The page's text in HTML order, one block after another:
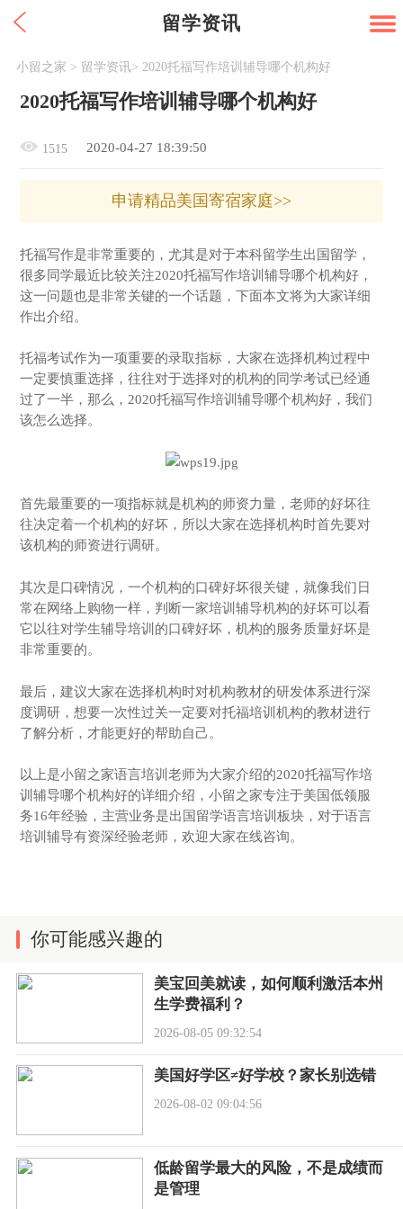
留学资讯
小留之家 > 留学资讯> 2020托福写作培训辅导哪个机构好
2020托福写作培训辅导哪个机构好
1515 2020-04-27 18:39:50
申请精品美国寄宿家庭>>
托福写作是非常重要的，尤其是对于本科留学生出国留学，
很多同学最近比较关注2020托福写作培训辅导哪个机构好，
这一问题也是非常关键的一个话题，下面本文将为大家详细
作出介绍。
托福考试作为一项重要的录取指标，大家在选择机构过程中
一定要慎重选择，往往对于选择对的机构的同学考试已经通
过了一半，那么，2020托福写作培训辅导哪个机构好，我们
该怎么选择。
首先最重要的一项指标就是机构的师资力量，老师的好坏往
往决定着一个机构的好坏，所以大家在选择机构时首先要对
该机构的师资进行调研。
其次是口碑情况，一个机构的口碑好坏很关键，就像我们日
常在网络上购物一样，判断一家培训辅导机构的好坏可以看
它以往对学生辅导培训的口碑好坏，机构的服务质量好坏是
非常重要的。
最后，建议大家在选择机构时对机构教材的研发体系进行深
度调研，想要一次性过关一定要对托福培训机构的教材进行
了解分析，才能更好的帮助自己。
以上是小留之家语言培训老师为大家介绍的2020托福写作培
训辅导哪个机构好的详细介绍，小留之家专注于美国低领服
务16年经验，主营业务是出国留学语言培训板块，对于语言
培训辅导有资深经验老师，欢迎大家在线咨询。
你可能感兴趣的
美宝回美就读，如何顺利激活本州
生学费福利？
2026-08-05 09:32:54
美国好学区≠好学校？家长别选错
2026-08-02 09:04:56
低龄留学最大的风险，不是成绩而
是管理